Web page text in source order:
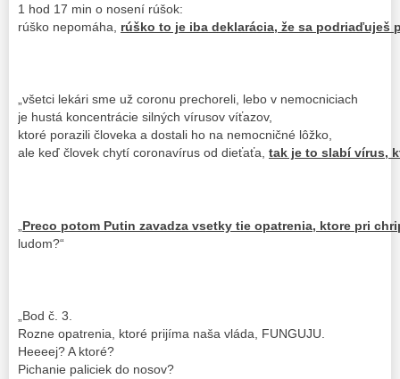
1 hod 17 min o nosení rúšok:
rúško nepomáha, rúško to je iba deklarácia, že sa podriaďuješ
„všetci lekári sme už coronu prechoreli, lebo v nemocniciach
je hustá koncentrácie silných vírusov víťazov,
ktoré porazili človeka a dostali ho na nemocničné lôžko,
ale keď človek chytí coronavírus od dieťaťa, tak je to slabí vírus,
Preco potom Putin zavadza vsetky tie opatrenia, ktore pri
ludom?“
„Bod č. 3.
Rozne opatrenia, ktoré prijíma naša vláda, FUNGUJU.
Heeeej? A ktoré?
Pichanie paliciek do nosov?